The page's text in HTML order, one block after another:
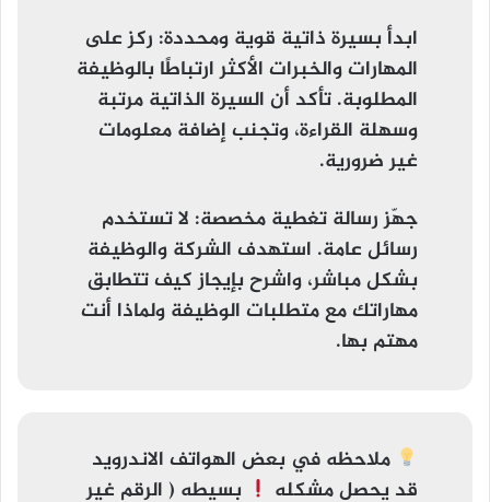
ابدأ بسيرة ذاتية قوية ومحددة: ركز على
المهارات والخبرات الأكثر ارتباطًا بالوظيفة
المطلوبة. تأكد أن السيرة الذاتية مرتبة
وسهلة القراءة، وتجنب إضافة معلومات
غير ضرورية.
جهّز رسالة تغطية مخصصة: لا تستخدم
رسائل عامة. استهدف الشركة والوظيفة
بشكل مباشر، واشرح بإيجاز كيف تتطابق
مهاراتك مع متطلبات الوظيفة ولماذا أنت
مهتم بها.
ملاحظهفي بعض الهواتف الاندرويد
قد يحصل مشكله
بسيطه ( الرقم غير